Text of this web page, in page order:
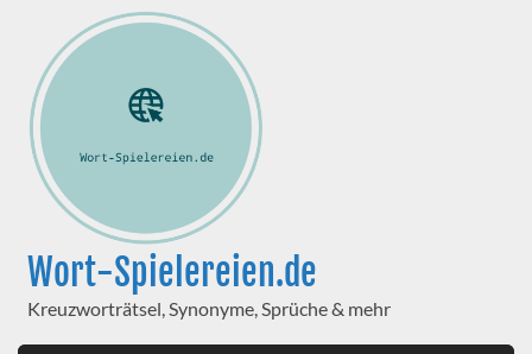
Wort-Spielereien.de
Kreuzworträtsel, Synonyme, Sprüche & mehr